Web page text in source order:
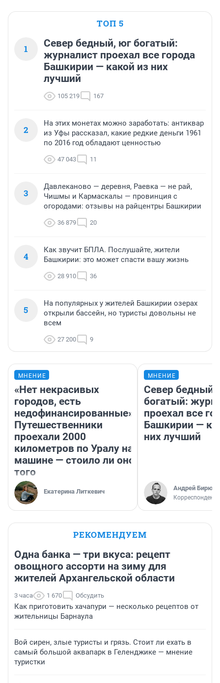
ТОП 5
1
Север бедный, юг богатый:
журналист проехал все города
Башкирии — какой из них
лучший
105 219 167
2
На этих монетах можно заработать: антиквар
из Уфы рассказал, какие редкие деньги 1961
по 2016 год обладают ценностью
47 043 11
3
Давлеканово — деревня, Раевка — не рай,
Чишмы и Кармаскалы — провинция с
огородами: отзывы на райцентры Башкирии
36 879 20
4
Как звучит БПЛА. Послушайте, жители
Башкирии: это может спасти вашу жизнь
28 910 36
5
На популярных у жителей Башкирии озерах
открыли бассейн, но туристы довольны не
всем
27 200 9
МНЕНИЕ
«Нет некрасивых
городов, есть
недофинансированные».
Путешественники
проехали 2000
километров по Уралу на
машине — стоило ли оно
того
Екатерина Литкевич
МНЕНИЕ
Север бедный,
богатый:
проехал все
Башкирии —
них лучший
Андрей
Корреспондент
РЕКОМЕНДУЕМ
Одна банка — три вкуса: рецепт
овощного ассорти на зиму для
жителей Архангельской области
3 часа 1 670 Обсудить
Как приготовить хачапури — несколько рецептов от
жительницы Барнаула
Вой сирен, злые туристы и грязь. Стоит ли ехать в
самый большой аквапарк в Геленджике — мнение
туристки